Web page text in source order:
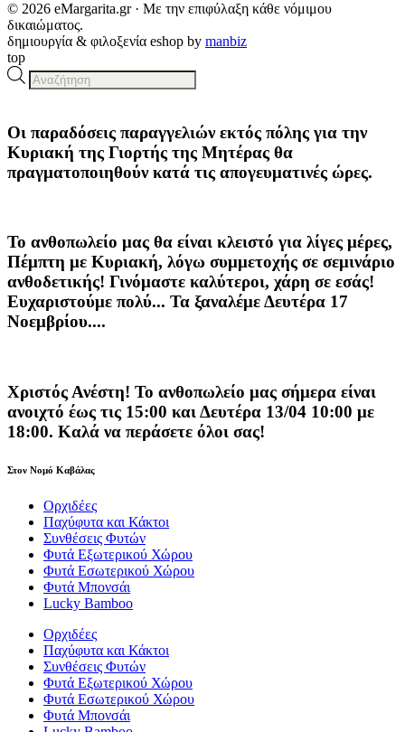
© 2026 eMargarita.gr · Με την επιφύλαξη κάθε νόμιμου
δικαιώματος.
δημιουργία & φιλοξενία eshop by manbiz
top
Products
search
Οι παραδόσεις παραγγελιώνεκτός πόλης για την
Κυριακή της Γιορτής της Μητέρας θα
πραγματοποιηθούν κατά τις απογευματινές ώρες.
Το ανθοπωλείο μας θα είναι κλειστό για λίγες μέρες,
Πέμπτη με Κυριακή, λόγω συμμετοχής σε σεμινάριο
ανθοδετικής! Γινόμαστε καλύτεροι, χάρη σε εσάς!
Ευχαριστούμε πολύ... Τα ξαναλέμε Δευτέρα 17
Νοεμβρίου....
Χριστός Ανέστη! Το ανθοπωλείο μας σήμερα είναι
ανοιχτό έως τις 15:00 και Δευτέρα 13/04 10:00 με
18:00. Καλά να περάσετε όλοι σας!
Στον Νομό Καβάλας
Ορχιδέες
Παχύφυτα και Κάκτοι
Συνθέσεις Φυτών
Φυτά Εξωτερικού Χώρου
Φυτά Εσωτερικού Χώρου
Φυτά Μπονσάι
Lucky Bamboo
Ορχιδέες
Παχύφυτα και Κάκτοι
Συνθέσεις Φυτών
Φυτά Εξωτερικού Χώρου
Φυτά Εσωτερικού Χώρου
Φυτά Μπονσάι